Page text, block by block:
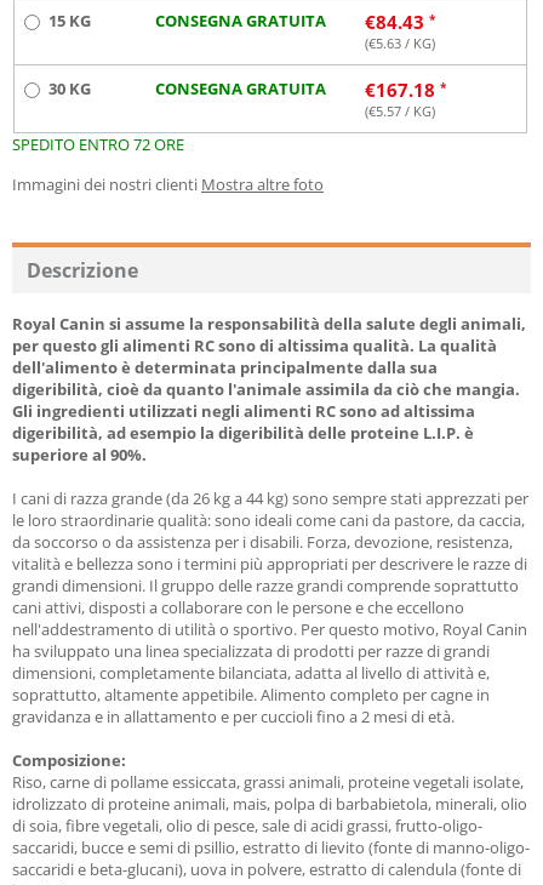
15 KG CONSEGNA GRATUITA €84.43
(€5.63 / KG)
30 KG CONSEGNA GRATUITA €167.18
(€5.57 / KG)
SPEDITO ENTRO 72 ORE
Immagini dei nostri clienti Mostra altre foto
Descrizione
Royal Canin si assume la responsabilità della salute degli animali,
per questo gli alimenti RC sono di altissima qualità. La qualità
dell'alimento è determinata principalmente dalla sua
digeribilità, cioè da quanto l'animale assimila da ciò che mangia.
Gli ingredienti utilizzati negli alimenti RC sono ad altissima
digeribilità, ad esempio la digeribilità delle proteine L.I.P. è
superiore al 90%.
I cani di razza grande (da 26 kg a 44 kg) sono sempre stati apprezzati per
le loro straordinarie qualità: sono ideali come cani da pastore, da caccia,
da soccorso o da assistenza per i disabili. Forza, devozione, resistenza,
vitalità e bellezza sono i termini più appropriati per descrivere le razze di
grandi dimensioni. Il gruppo delle razze grandi comprende soprattutto
cani attivi, disposti a collaborare con le persone e che eccellono
nell'addestramento di utilità o sportivo. Per questo motivo, Royal Canin
ha sviluppato una linea specializzata di prodotti per razze di grandi
dimensioni, completamente bilanciata, adatta al livello di attività e,
soprattutto, altamente appetibile. Alimento completo per cagne in
gravidanza e in allattamento e per cuccioli fino a 2 mesi di età.
Composizione:
Riso, carne di pollame essiccata, grassi animali, proteine vegetali isolate,
idrolizzato di proteine animali, mais, polpa di barbabietola, minerali, olio
di soia, fibre vegetali, olio di pesce, sale di acidi grassi, frutto-oligo-
saccaridi, bucce e semi di psillio, estratto di lievito (fonte di manno-oligo-
saccaridi e beta-glucani), uova in polvere, estratto di calendula (fonte di